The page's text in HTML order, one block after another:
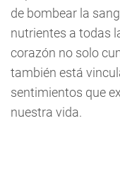
de bombear la
nutrientes a todas
corazón no solo
también está
sentimientos que
nuestra vida.